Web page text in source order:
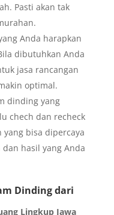
Pasti akan tak
Anda harapkan
dibutuhkan Anda
jasa rancangan
optimal.
dinding yang
chech dan recheck
yang bisa dipercaya
hasil yang Anda
Dinding dari
Lingkup Jawa